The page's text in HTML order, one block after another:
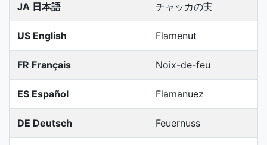
JA 日本語 チャッカの実
US English Flamenut
FR Français Noix-de-feu
ES Español Flamanuez
DE Deutsch Feuernuss